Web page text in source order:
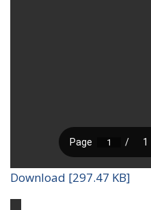
Download [297.47 KB]